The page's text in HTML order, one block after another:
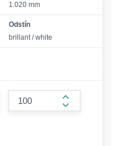
1.020 mm
Odstín
brillant / white
form.increase-